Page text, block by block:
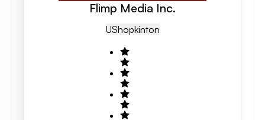
Flimp Media Inc.
USHopkinton